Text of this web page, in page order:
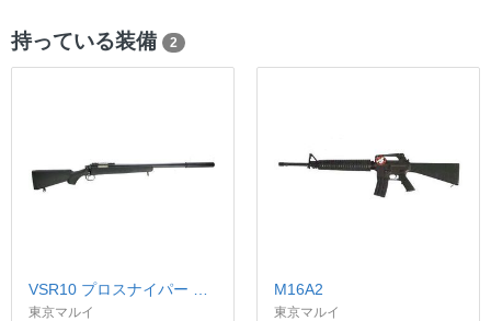
持っている装備 2
東京マルイ
M16A2
東京マルイ